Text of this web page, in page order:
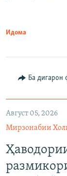
Идома
Ба дигарон
Август 05, 2026
Мирзонабии